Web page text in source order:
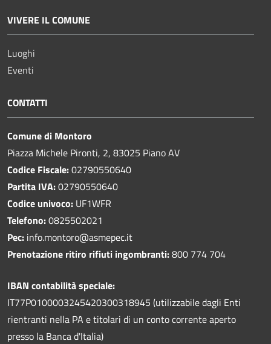
VIVERE IL COMUNE
Luoghi
Eventi
CONTATTI
Comune di Montoro
Piazza Michele Pironti, 2, 83025 Piano AV
Codice Fiscale:02790550640
Partita IVA:02790550640
Codice univoco: UF1WFR
Telefono:0825502021
Pec: info.montoro@asmepec.it
Prenotazione ritiro rifiuti ingombranti:800 774 704
IBAN contabilità speciale:
IT77P0100003245420300318945 (utilizzabile dagli Enti
rientranti nella PA e titolari di un conto corrente aperto
presso la Banca d'Italia)